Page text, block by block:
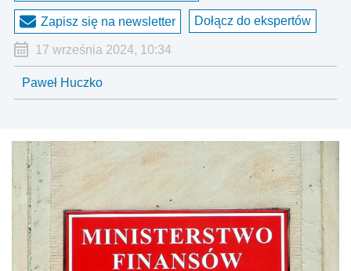
Zapisz się na newsletter Dołącz do ekspertów
17 września 2024, 10:34
Paweł Huczko